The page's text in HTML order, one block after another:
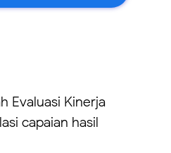
Evaluasi Kinerja
capaian hasil